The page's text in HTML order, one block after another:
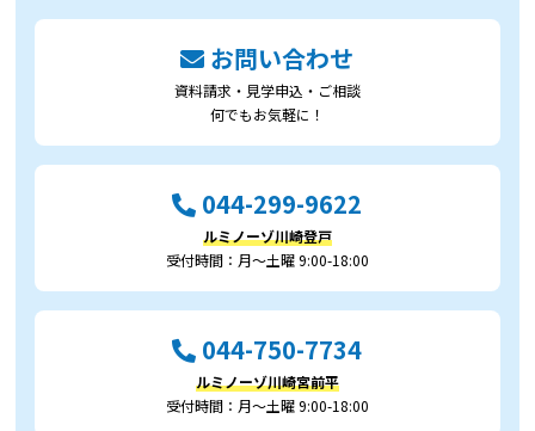
お問い合わせ
資料請求・見学申込・ご相談
何でもお気軽に！
044-299-9622
ルミノーゾ川崎登戸
受付時間：月～土曜 9:00-18:00
044-750-7734
ルミノーゾ川崎宮前平
受付時間：月～土曜 9:00-18:00